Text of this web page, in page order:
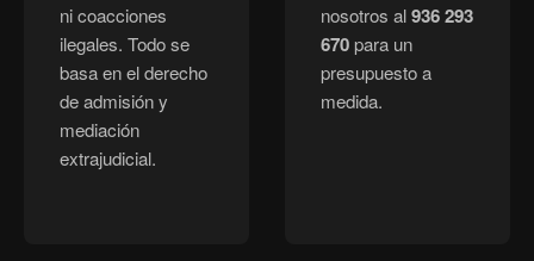
ni coacciones
ilegales. Todo se
basa en el derecho
de admisión y
mediación
extrajudicial.
nosotros al936 293
670para un
presupuesto a
medida.